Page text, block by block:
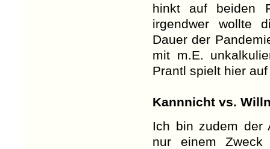
hinkt auf beiden
irgendwer wollte
Dauer der
mit m.E.
Prantl spielt hier
Kannnicht vs.
Ich bin zudem der
nur einem Zweck